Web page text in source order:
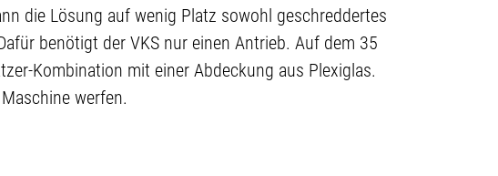
die Lösung auf wenig Platz sowohl geschreddertes
benötigt der VKS nur einen Antrieb. Auf dem 35
Kombination mit einer Abdeckung aus Plexiglas.
werfen.